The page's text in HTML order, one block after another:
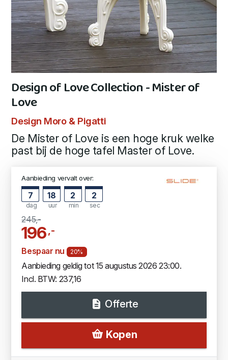
Design of Love Collection - Mister of
Love
Design Moro & Pigatti
De Mister of Love is een hoge kruk welke
past bij de hoge tafel Master of Love.
Aanbieding vervalt over:
7
dag
18
uur
2
min
1
sec
245,-
196,-
Bespaar nu 20%
Aanbieding geldig tot 15 augustus 2026 23:00.
Incl. BTW: 237,16
Offerte
Kopen